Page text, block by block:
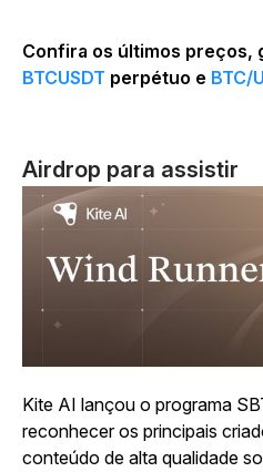
Confira os últimos preços,
BTCUSDT perpétuo e BTC/
Airdrop para assistir
Kite AI lançou o programa
reconhecer os principais
conteúdo de alta qualidade